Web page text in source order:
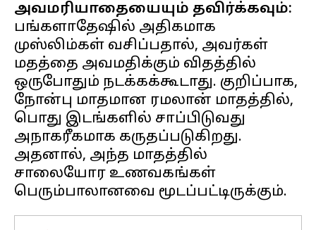
அவமரியாதையையும் தவிர்க்கவும்:
பங்களாதேஷில் அதிகமாக
முஸ்லிம்கள் வசிப்பதால், அவர்கள்
மதத்தை அவமதிக்கும் விதத்தில்
ஒருபோதும் நடக்கக்கூடாது. குறிப்பாக,
நோன்பு மாதமான ரமலான் மாதத்தில்,
பொது இடங்களில் சாப்பிடுவது
அநாகரீகமாக கருதப்படுகிறது.
அதனால், அந்த மாதத்தில்
சாலையோர உணவகங்கள்